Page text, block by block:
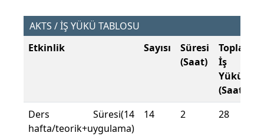
AKTS / İŞ YÜKÜ TABLOSU
Etkinlik
Sayısı
Süresi
(Saat)
Toplam
İş
Yükü
(Saat)
Ders Süresi(14
hafta/teorik+uygulama)
14 2 28